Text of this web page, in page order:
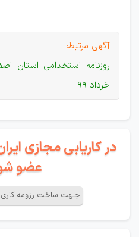
آگهی مرتبط:
خرداد 99
در کاریابی مجازی
عضو
جـهت ساخت رزومه کاری